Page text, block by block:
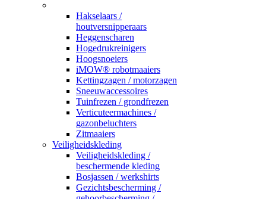
Hakselaars /
houtversnipperaars
Heggenscharen
Hogedrukreinigers
Hoogsnoeiers
iMOW® robotmaaiers
Kettingzagen / motorzagen
Sneeuwaccessoires
Tuinfrezen / grondfrezen
Verticuteermachines /
gazonbeluchters
Zitmaaiers
Veiligheidskleding
Veiligheidskleding /
beschermende kleding
Bosjassen / werkshirts
Gezichtsbescherming /